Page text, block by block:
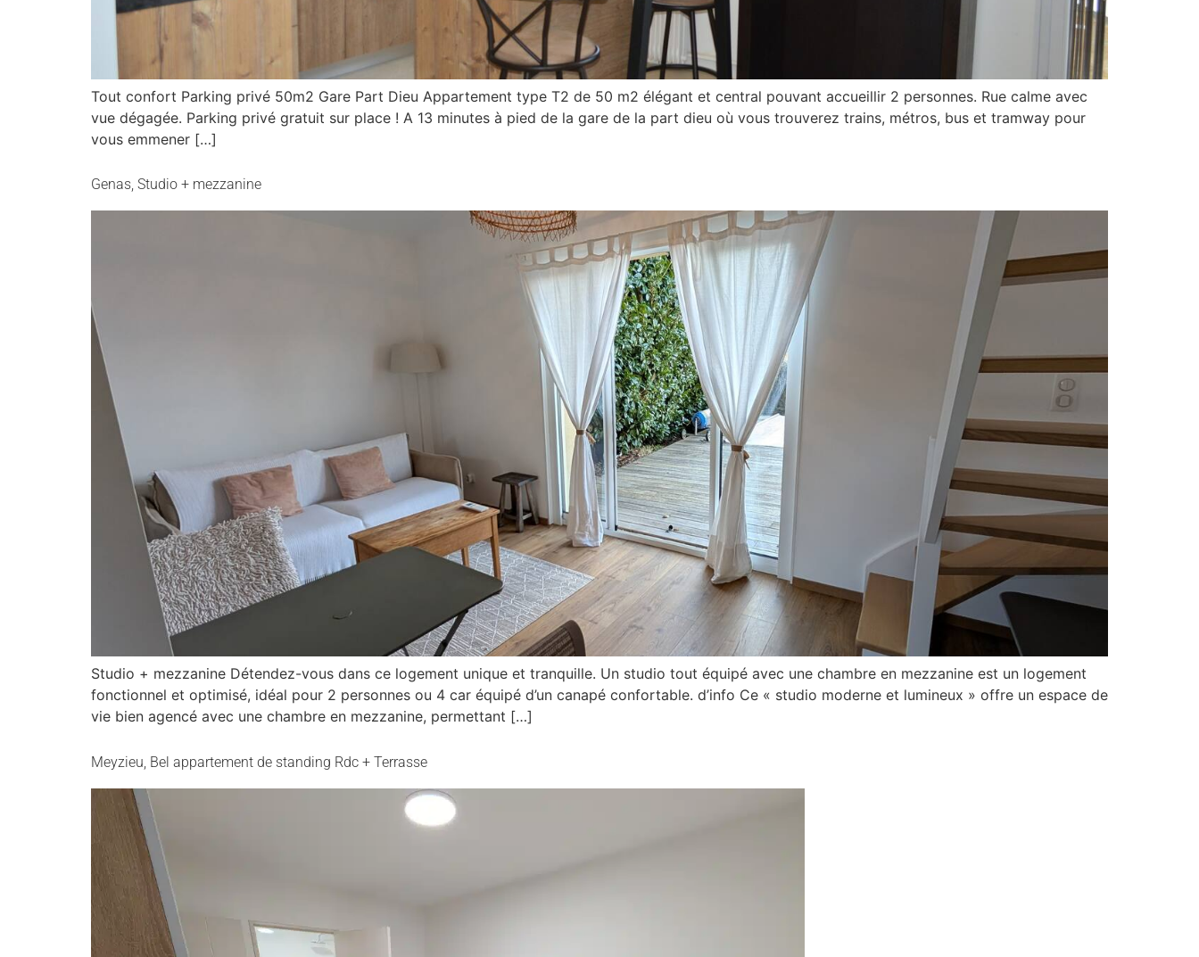
Tout confort Parking privé 50m2 Gare Part Dieu Appartement type T2 de 50 m2 élégant et central pouvant accueillir 2 personnes. Rue calme avec
vue dégagée. Parking privé gratuit sur place ! A 13 minutes à pied de la gare de la part dieu où vous trouverez trains, métros, bus et tramway pour
vous emmener […]
Genas, Studio + mezzanine
Studio + mezzanine Détendez-vous dans ce logement unique et tranquille. Un studio tout équipé avec une chambre en mezzanine est un logement
fonctionnel et optimisé, idéal pour 2 personnes ou 4 car équipé d’un canapé confortable. d’info Ce « studio moderne et lumineux » offre un espace de
vie bien agencé avec une chambre en mezzanine, permettant […]
Meyzieu, Bel appartement de standing Rdc + Terrasse